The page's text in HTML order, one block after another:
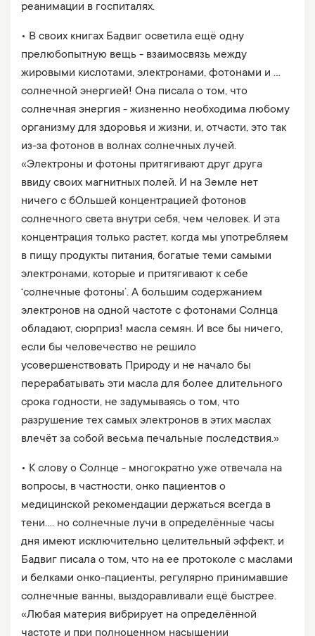
реанимации в госпиталях.
• В своих книгах Бадвиг осветила ещё одну
прелюбопытную вещь - взаимосвязь между
жировыми кислотами, электронами, фотонами и ...
солнечной энергией! Она писала о том, что
солнечная энергия - жизненно необходима любому
организму для здоровья и жизни, и, отчасти, это так
из-за фотонов в волнах солнечных лучей.
«Электроны и фотоны притягивают друг друга
ввиду своих магнитных полей. И на Земле нет
ничего с бОльшей концентрацией фотонов
солнечного света внутри себя, чем человек. И эта
концентрация только растет, когда мы употребляем
в пищу продукты питания, богатые теми самыми
электронами, которые и притягивают к себе
‘солнечные фотоны’. А большим содержанием
электронов на одной частоте с фотонами Солнца
обладают, сюрприз! масла семян. И все бы ничего,
если бы человечество не решило
усовершенствовать Природу и не начало бы
перерабатывать эти масла для более длительного
срока годности, не задумываясь о том, что
разрушение тех самых электронов в этих маслах
влечёт за собой весьма печальные последствия.»
• К слову о Солнце - многократно уже отвечала на
вопросы, в частности, онко пациентов о
медицинской рекомендации держаться всегда в
тени.... но солнечные лучи в определённые часы
дня имеют исключительно целительный эффект, и
Бадвиг писала о том, что на ее протоколе с маслами
и белками онко-пациенты, регулярно принимавшие
солнечные ванны, выздоравливали ещё быстрее.
«Любая материя вибрирует на определённой
частоте и при полноценном насыщении